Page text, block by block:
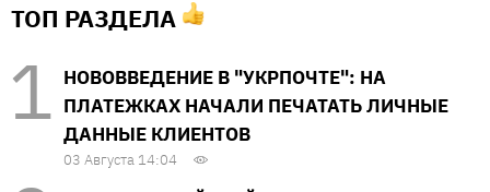
ТОП РАЗДЕЛА
НОВОВВЕДЕНИЕ В "УКРПОЧТЕ": НА
ПЛАТЕЖКАХ НАЧАЛИ ПЕЧАТАТЬ ЛИЧНЫЕ
ДАННЫЕ КЛИЕНТОВ
03 Августа 14:04